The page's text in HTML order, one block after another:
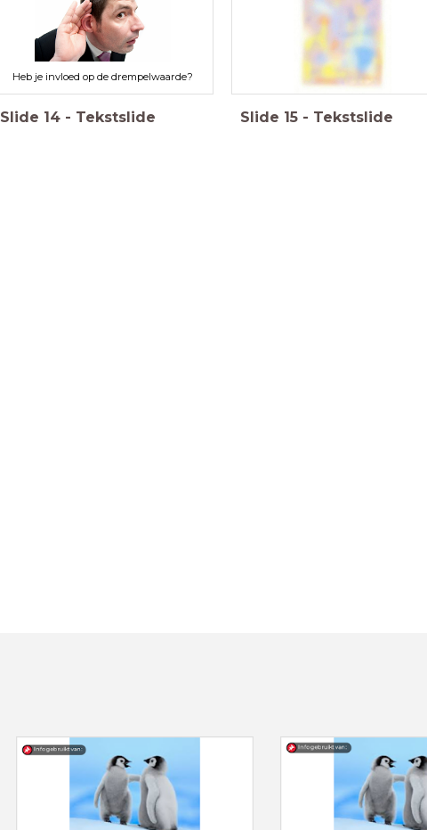
Heb je invloed op de drempelwaarde?
Slide 14 - Tekstslide Slide 15 - Tekstslide